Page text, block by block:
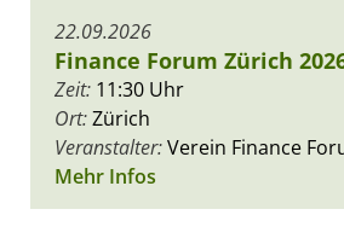
22.09.2026
Finance Forum Zürich
Zeit: 11:30 Uhr
Ort:Zürich
Veranstalter:Verein Finance
Mehr Infos